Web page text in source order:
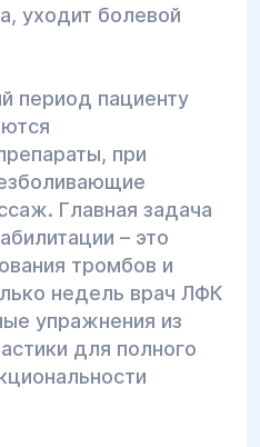
уходит болевой
период пациенту
при
Главная задача
– это
тромбов и
недель врач ЛФК
упражнения из
для полного